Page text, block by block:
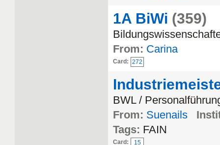
1A BiWi (359)
From: Carina
Card: 272
BWL /
From: Suenails
Tags: FAIN
Card: 15